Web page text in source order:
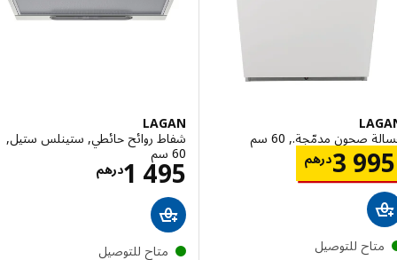
صحون مدمّجة., 60 سم
درهم 3 الاسعار درهم 3995
للتوصيل
LAGAN
شفاط روائح حائطي, ستينلس ستيل,
درهم 1 495 الاسعار درهم
متاح للتوصيل